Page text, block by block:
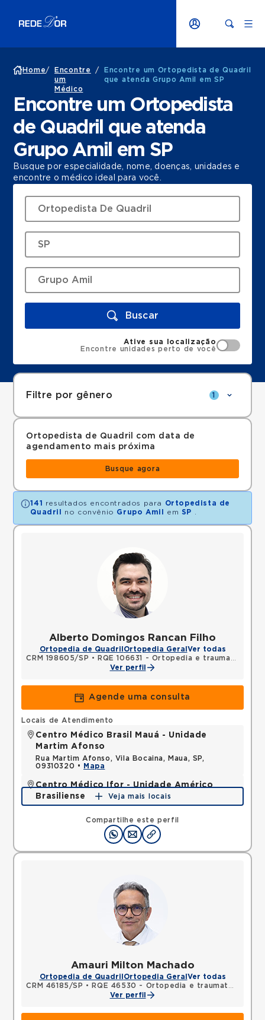
Home/
Encontre
um
Médico
/
Encontre um Ortopedista de Quadril
que atenda Grupo Amil em SP
Encontre um Ortopedista
de Quadril que atenda
Grupo Amil em SP
Busque por especialidade, nome, doenças, unidades e
encontre o médico ideal para você.
Buscar
Ative sua localização
Encontre unidades perto de você
Filtre por gênero 1
Ortopedista de Quadril com data de
agendamento mais próxima
Busque agora
141 resultados encontrados para
Ortopedista de
Quadril
no convênio Grupo Amil em SP
Alberto Domingos Rancan Filho
Ortopedia de Quadril Ortopedia Geral Ver todas
CRM 198605/SP •
RQE 106631 - Ortopedia e traumatologia
Ver perfil
Agende uma consulta
Compartilhe este perfil
Locais de Atendimento
Centro Médico Brasil Mauá - Unidade
Martim Afonso
Rua Martim Afonso, Vila Bocaina, Maua, SP,
09310320 •
Mapa
Centro Médico Ifor - Unidade Américo
Brasiliense
Rua Americo Brasiliense, Centro, Sao Bernardo do
Campo, SP, 09715021 •
Mapa
Veja mais locais
Amauri Milton Machado
Ortopedia de Quadril Ortopedia Geral Ver todas
CRM 46185/SP •
RQE 46530 - Ortopedia e traumatologia
Ver perfil